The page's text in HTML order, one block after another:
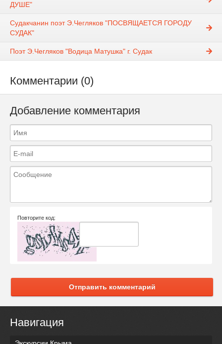
ДУШЕ"
Судакчанин поэт Э.Чегляков "ПОСВЯЩАЕТСЯ ГОРОДУ
СУДАК"
Поэт Э.Чегляков "Водица Матушка" г. Судак
Комментарии (0)
Добавление комментария
Повторите код:
Отправить комментарий
Навигация